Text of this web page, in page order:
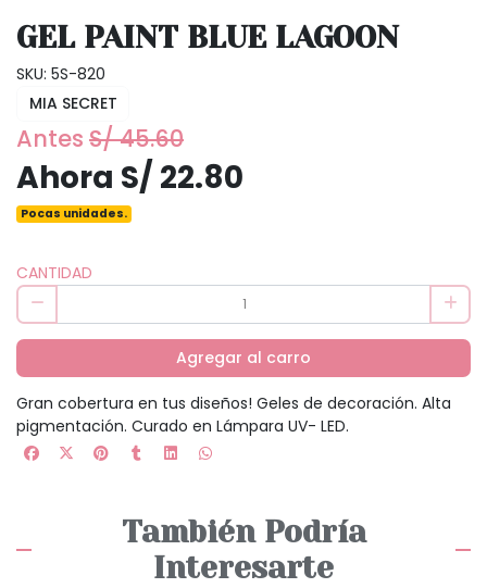
GEL PAINT BLUE LAGOON
SKU: 5S-820
MIA SECRET
Antes S/ 45.60
Ahora S/ 22.80
Pocas unidades.
CANTIDAD
Agregar al carro
Gran cobertura en tus diseños! Geles de decoración. Alta
pigmentación. Curado en Lámpara UV- LED.
También Podría
Interesarte